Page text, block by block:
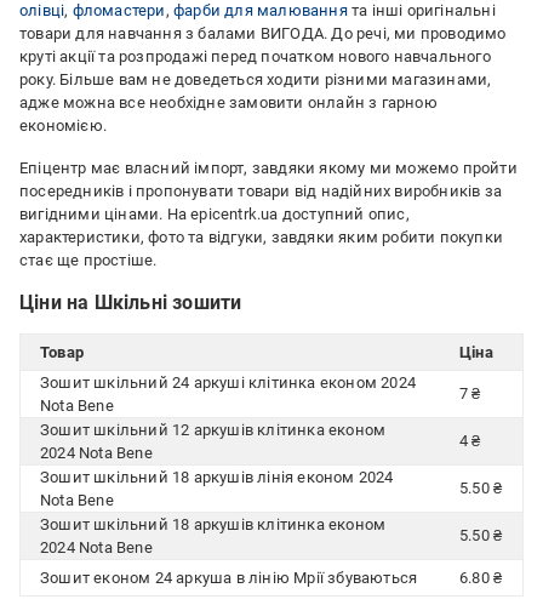
олівці, фломастери,фарби для малюваннята інші оригінальні
товари для навчання з балами ВИГОДА. До речі, ми проводимо
круті акції та розпродажі перед початком нового навчального
року. Більше вам не доведеться ходити різними магазинами,
адже можна все необхідне замовити онлайн з гарною
економією.
Епіцентр має власний імпорт, завдяки якому ми можемо пройти
посередників і пропонувати товари від надійних виробників за
вигідними цінами. На epicentrk.ua доступний опис,
характеристики, фото та відгуки, завдяки яким робити покупки
стає ще простіше.
Ціни на Шкільні зошити
Товар
Ціна
Зошит шкільний 24 аркуші клітинка економ 2024
Nota Bene
7 ₴
Зошит шкільний 12 аркушів клітинка економ
2024 Nota Bene
4 ₴
Зошит шкільний 18 аркушів лінія економ 2024
Nota Bene
5.50 ₴
Зошит шкільний 18 аркушів клітинка економ
2024 Nota Bene
5.50 ₴
Зошит економ 24 аркуша в лінію Мрії збуваються 6.80 ₴